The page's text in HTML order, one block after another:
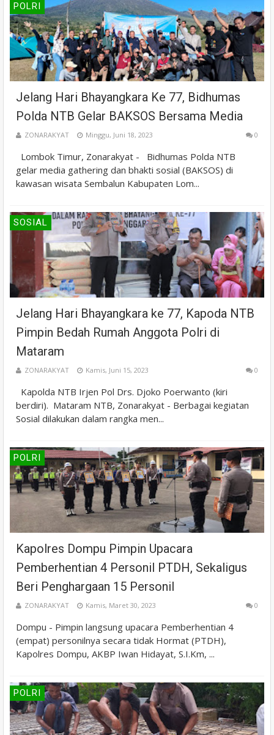
POLRI
Jelang Hari Bhayangkara Ke 77, Bidhumas
Polda NTB Gelar BAKSOS Bersama Media
ZONARAKYAT Minggu, Juni 18, 2023 0
Lombok Timur, Zonarakyat - Bidhumas Polda NTB
gelar media gathering dan bhakti sosial (BAKSOS) di
kawasan wisata Sembalun Kabupaten Lom...
SOSIAL
Jelang Hari Bhayangkara ke 77, Kapoda NTB
Pimpin Bedah Rumah Anggota Polri di
Mataram
ZONARAKYAT Kamis, Juni 15, 2023 0
Kapolda NTB Irjen Pol Drs. Djoko Poerwanto (kiri
berdiri). Mataram NTB, Zonarakyat - Berbagai kegiatan
Sosial dilakukan dalam rangka men...
POLRI
Kapolres Dompu Pimpin Upacara
Pemberhentian 4 Personil PTDH, Sekaligus
Beri Penghargaan 15 Personil
ZONARAKYAT Kamis, Maret 30, 2023 0
Dompu - Pimpin langsung upacara Pemberhentian 4
(empat) personilnya secara tidak Hormat (PTDH),
Kapolres Dompu, AKBP Iwan Hidayat, S.I.Km, ...
POLRI